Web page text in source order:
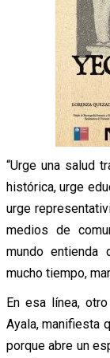
“Urge una salud
histórica, urge
urge
medios de
mundo
mucho tiempo,
En esa línea,
Ayala, manifiesta
porque abre un